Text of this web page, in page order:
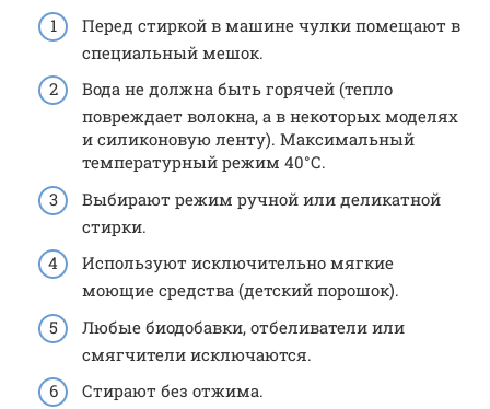
Перед стиркой в машине чулки помещают в
специальный мешок.
Вода не должна быть горячей (тепло
повреждает волокна, а в некоторых моделях
и силиконовую ленту). Максимальный
температурный режим 40°С.
Выбирают режим ручной или деликатной
стирки.
Используют исключительно мягкие
моющие средства (детский порошок).
Любые биодобавки, отбеливатели или
смягчители исключаются.
Стирают без отжима.